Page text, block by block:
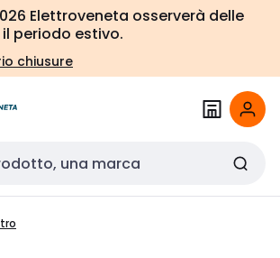
Elettroveneta osserverà delle
periodo estivo.
chiusure